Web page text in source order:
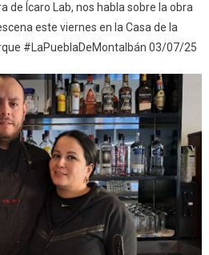
de Ícaro Lab, nos habla sobre la obra
este viernes en la Casa de la
#LaPueblaDeMontalbán 03/07/25